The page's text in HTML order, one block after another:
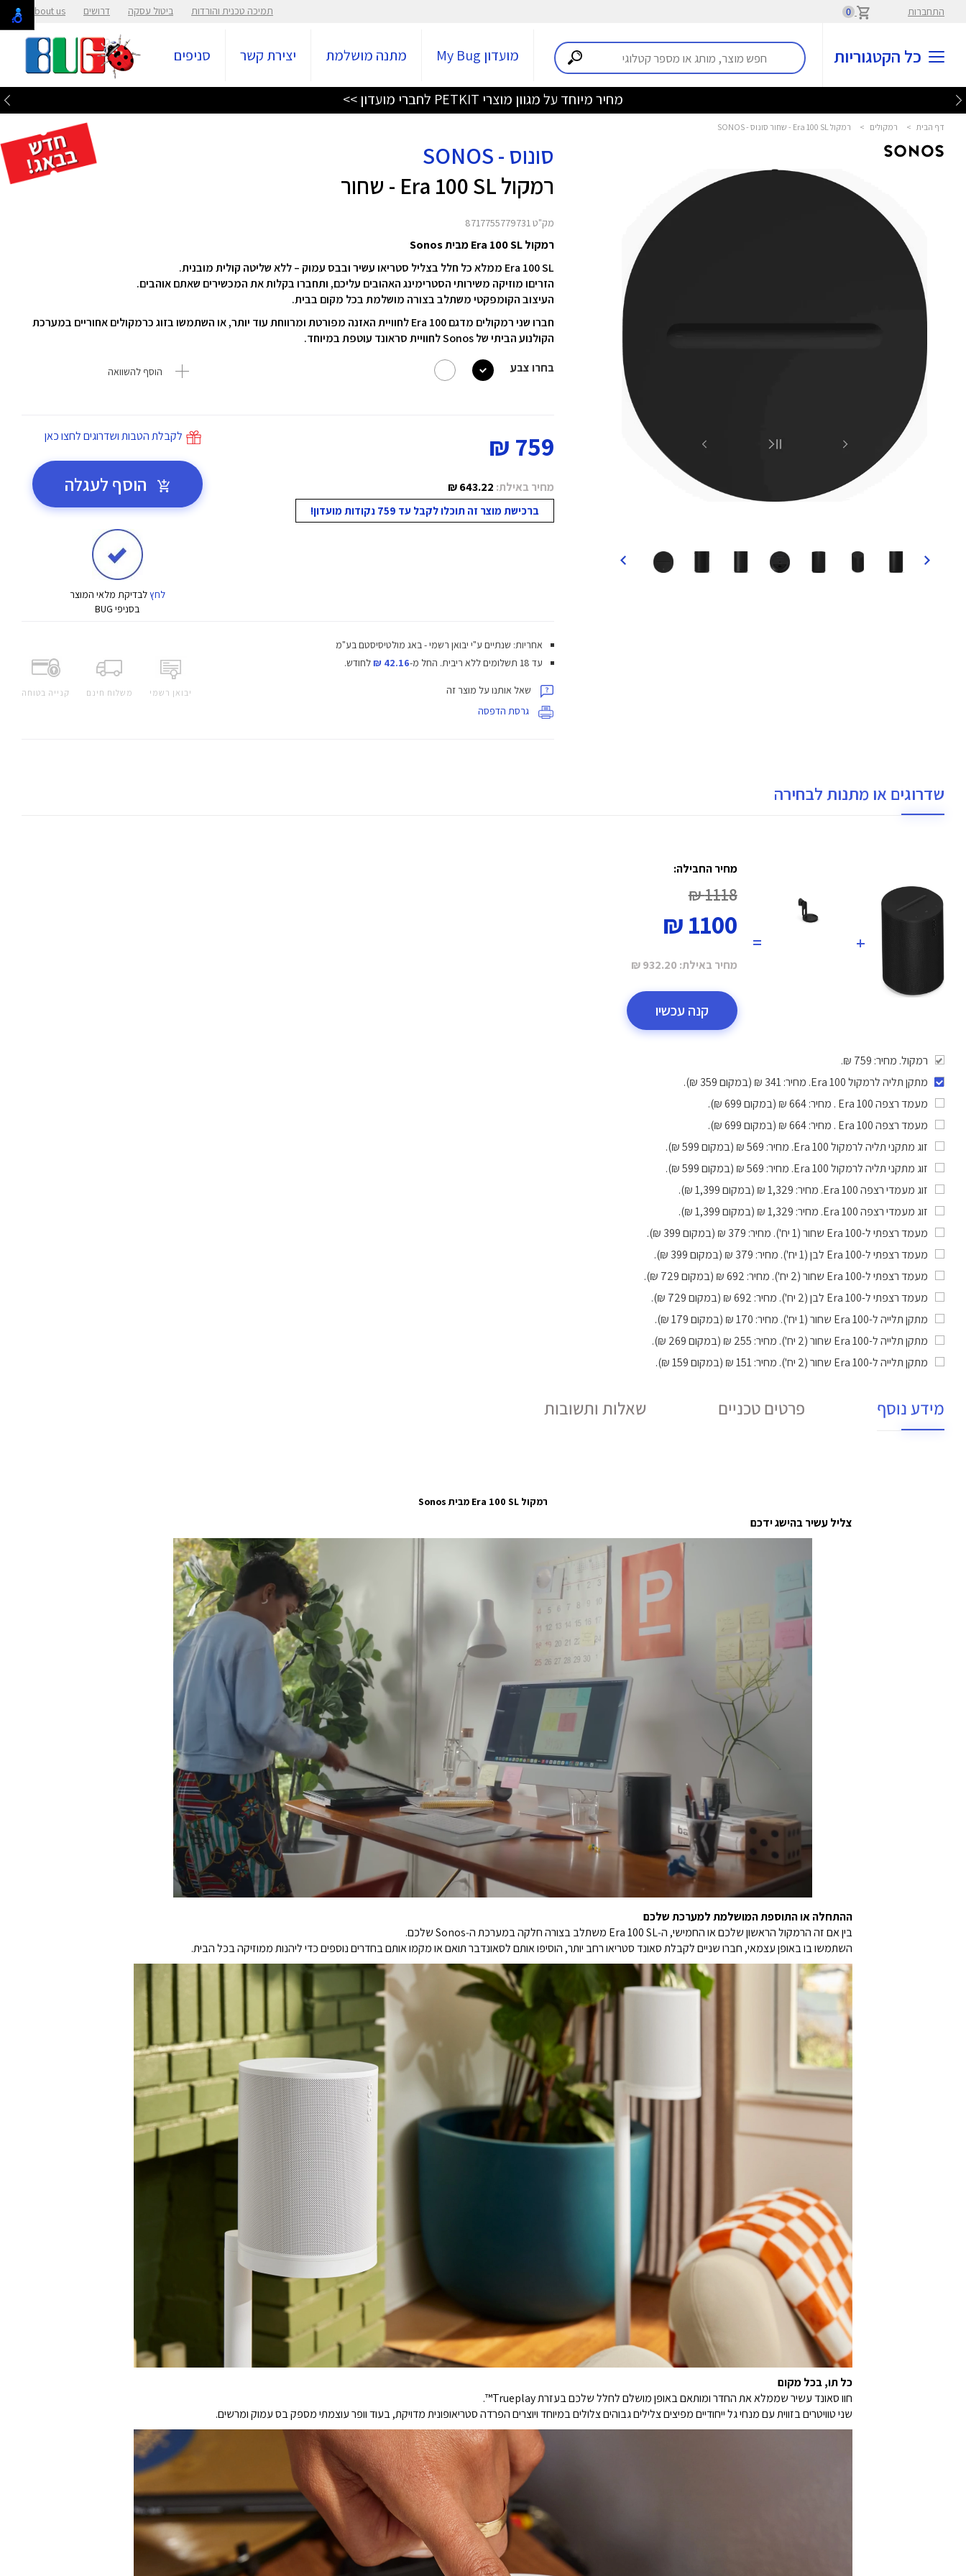
התחברות 0 תמיכה טכנית והורדות ביטול עסקה דרושים About us
כל הקטגוריות מועדון My Bug מתנה מושלמת יצירת קשר סניפים
מחיר מיוחד על מגוון מוצרי PETKIT לחברי מועדון >>
דף הבית > רמקולים > רמקול Era 100 SL - שחור סונוס - SONOS
סונוס - SONOS
רמקול Era 100 SL - שחור
מק"ט 8717755779731
רמקול Era 100 SL מבית Sonos
Era 100 SL ממלא כל חלל בצליל סטריאו עשיר ובבס עמוק – ללא שליטה קולית מובנית.
הזריםו מוזיקה משירותי הסטרימינג האהובים עליכם, ותחברו בקלות את המכשירים שאתם אוהבים.
העיצוב הקומפקטי משתלב בצורה מושלמת בכל מקום בבית.
חברו שני רמקולים מדגם Era 100 לחוויית האזנה מפורטת ומרווחת עוד יותר, או השתמשו בזוג כרמקולים אחוריים במערכת
הקולנוע הביתי של Sonos לחוויית סראונד עוטפת במיוחד.
בחרו צבע
הוסף להשוואה
759 ₪
מחיר באילת: 643.22 ₪
ברכישת מוצר זה תוכלו לקבל עד 759 נקודות מועדון!
לקבלת הטבות ושדרוגים לחצו כאן
הוסף לעגלה
לחץלבדיקת מלאי המוצר
בסניפי BUG
יבואן רשמי משלוח חינם קנייה בטוחה
אחריות: שנתיים ע"י יבואן רשמי - באג מולטיסיסטם בע"מ
עד 18 תשלומים ללא ריבית.
החל מ-42.16 ₪ לחודש.
שאל אותנו על מוצר זה
גרסת הדפסה
שדרוגים או מתנות לבחירה
+
=
מחיר החבילה:
1118 ₪
1100 ₪
מחיר באילת: 932.20 ₪
קנה עכשיו
רמקול. מחיר: 759 ₪.
מתקן תליה לרמקול Era 100
. מחיר: 341 ₪ (במקום 359 ₪).
מעמד רצפה Era 100
. מחיר: 664 ₪ (במקום 699 ₪).
מעמד רצפה Era 100
. מחיר: 664 ₪ (במקום 699 ₪).
זוג מתקני תליה לרמקול Era 100
. מחיר: 569 ₪ (במקום 599 ₪).
זוג מתקני תליה לרמקול Era 100
. מחיר: 569 ₪ (במקום 599 ₪).
זוג מעמדי רצפה Era 100
. מחיר: 1,329 ₪ (במקום 1,399 ₪).
זוג מעמדי רצפה Era 100
. מחיר: 1,329 ₪ (במקום 1,399 ₪).
מעמד רצפתי ל-Era 100 שחור (1 יח')
. מחיר: 379 ₪ (במקום 399 ₪).
מעמד רצפתי ל-Era 100 לבן (1 יח')
. מחיר: 379 ₪ (במקום 399 ₪).
מעמד רצפתי ל-Era 100 שחור (2 יח')
. מחיר: 692 ₪ (במקום 729 ₪).
מעמד רצפתי ל-Era 100 לבן (2 יח')
. מחיר: 692 ₪ (במקום 729 ₪).
מתקן תלייה ל-Era 100 שחור (1 יח')
. מחיר: 170 ₪ (במקום 179 ₪).
מתקן תלייה ל-Era 100 שחור (2 יח')
. מחיר: 255 ₪ (במקום 269 ₪).
מתקן תלייה ל-Era 100 שחור (2 יח')
. מחיר: 151 ₪ (במקום 159 ₪).
מידע נוסף פרטים טכניים שאלות ותשובות
רמקול Era 100 SL מבית Sonos
צליל עשיר בהישג ידכם
ההתחלה או התוספת המושלמת למערכת שלכם
בין אם זה הרמקול הראשון שלכם או החמישי, ה‑Era 100 SL משתלב בצורה חלקה במערכת ה‑Sonos שלכם.
השתמשו בו באופן עצמאי, חברו שניים לקבלת סאונד סטריאו רחב יותר, הוסיפו אותם לסאונדבר תואם או מקמו אותם בחדרים נוספים כדי ליהנות ממוזיקה בכל הבית.
כל תו, בכל מקום
חוו סאונד עשיר שממלא את החדר ומותאם באופן מושלם לחלל שלכם בעזרת Trueplay™.
שני טוויטרים בזווית עם מנחי גל ייחודיים מפיצים צלילים גבוהים צלולים במיוחד ויוצרים הפרדה סטריאופונית מדויקת,בעוד וופר עוצמתי מספק בס עמוק ומרשים.